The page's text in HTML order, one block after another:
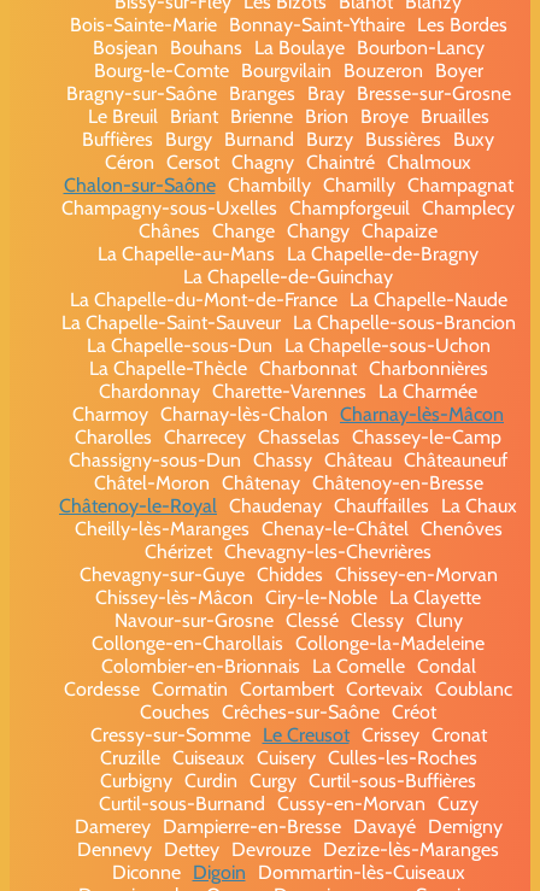
Bois-Sainte-Marie
Bonnay-Saint-Ythaire
Les Bordes
Bosjean
Bouhans La Boulaye
Bourbon-Lancy
Bourg-le-Comte
Bourgvilain Bouzeron
Boyer
Bragny-sur-Saône
Branges Bray
Bresse-sur-Grosne
Le Breuil
Briant Brienne Brion Broye
Bruailles
Buffières
Burgy Burnand Burzy Bussières
Buxy
Céron Cersot Chagny Chaintré Chalmoux
Chalon-sur-Saône Chambilly Chamilly Champagnat
Champagny-sous-Uxelles Champforgeuil Champlecy
Chânes Change Changy Chapaize
La Chapelle-au-Mans
La Chapelle-de-Bragny
La Chapelle-de-Guinchay
La Chapelle-du-Mont-de-France
La Chapelle-Naude
La Chapelle-Saint-Sauveur
La Chapelle-sous-Brancion
La Chapelle-sous-Dun
La Chapelle-sous-Uchon
La Chapelle-Thècle Charbonnat Charbonnières
Chardonnay Charette-Varennes
La Charmée
Charmoy Charnay-lès-Chalon Charnay-lès-Mâcon
Charolles Charrecey Chasselas Chassey-le-Camp
Chassigny-sous-Dun Chassy Château Châteauneuf
Châtel-Moron Châtenay Châtenoy-en-Bresse
Châtenoy-le-Royal Chaudenay Chauffailles
La Chaux
Cheilly-lès-Maranges Chenay-le-Châtel Chenôves
Chérizet Chevagny-les-Chevrières
Chevagny-sur-Guye Chiddes Chissey-en-Morvan
Chissey-lès-Mâcon Ciry-le-Noble La Clayette
Navour-sur-Grosne Clessé Clessy Cluny
Collonge-en-Charollais Collonge-la-Madeleine
Colombier-en-Brionnais
La Comelle Condal
Cordesse Cormatin Cortambert Cortevaix Coublanc
Couches Crêches-sur-Saône Créot
Cressy-sur-Somme
Le Creusot Crissey Cronat
Cruzille Cuiseaux Cuisery Culles-les-Roches
Curbigny Curdin Curgy Curtil-sous-Buffières
Curtil-sous-Burnand Cussy-en-Morvan Cuzy
Damerey
Dampierre-en-Bresse Davayé
Demigny
Dennevy Dettey Devrouze Dezize-lès-Maranges
Diconne
Digoin
Dommartin-lès-Cuiseaux